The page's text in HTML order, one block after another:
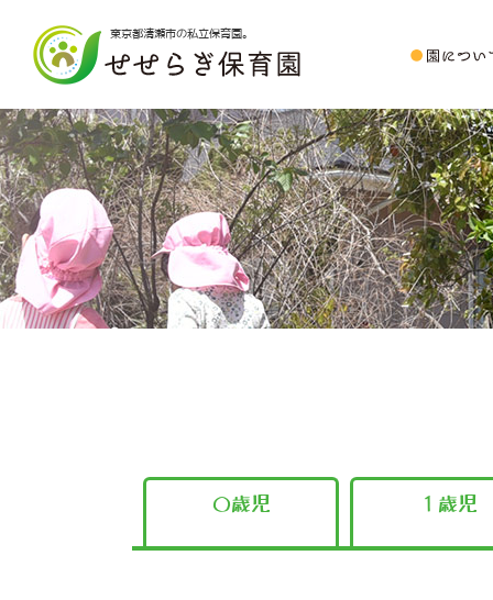
東京都清瀬市の私立保育園。
０歳児 １歳児